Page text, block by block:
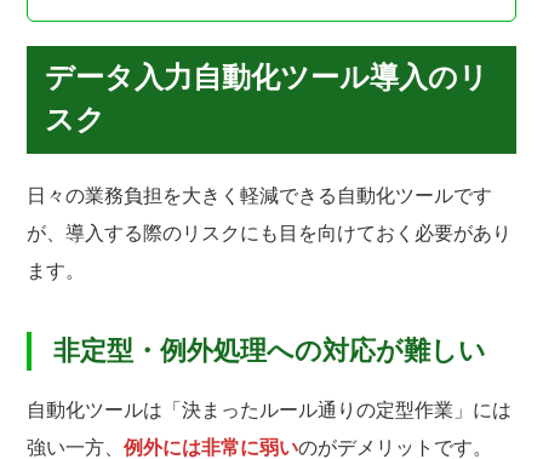
データ入力自動化ツール導入のリ
スク
日々の業務負担を大きく軽減できる自動化ツールです
が、導入する際のリスクにも目を向けておく必要があり
ます。
非定型・例外処理への対応が難しい
自動化ツールは「決まったルール通りの定型作業」には
強い一方、例外には非常に弱いのがデメリットです。